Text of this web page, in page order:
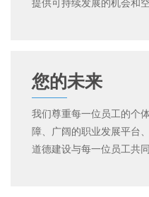
提供可持续发展的机会和空
您的未来
我们尊重每一位员工的个
障、广阔的职业发展平台
道德建设与每一位员工共同